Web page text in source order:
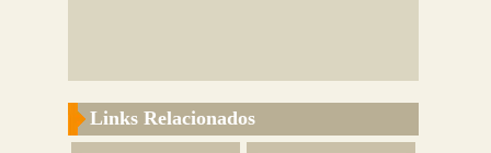
Links Relacionados